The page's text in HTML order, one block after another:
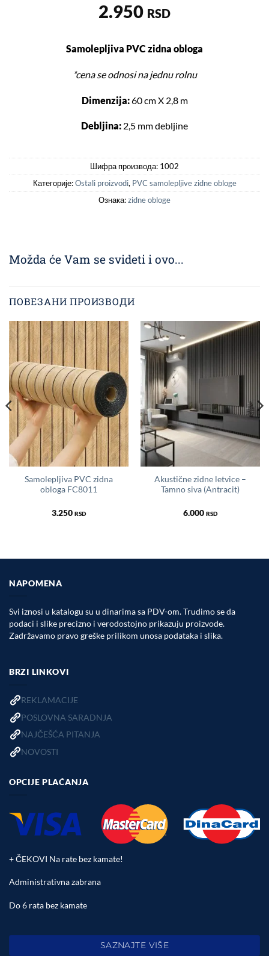
2.950 RSD
Samolepljiva PVC zidna obloga
*cena se odnosi na jednu rolnu
Dimenzija:60 cm X 2,8 m
Debljina: 2,5 mm debljine
Шифра производа: 1002
Категорије:Ostali proizvodi, PVC samolepljive zidne obloge
Ознака:zidne obloge
Možda će Vam se svideti i ovo...
ПОВЕЗАНИ ПРОИЗВОДИ
Samolepljiva PVC zidna
obloga FC8011
3.250 RSD
Akustične zidne letvice –
Tamno siva (Antracit)
6.000 RSD
NAPOMENA
Svi iznosi u katalogu su u dinarima sa PDV-om. Trudimo se da
podaci i slike precizno i verodostojno prikazuju proizvode.
Zadržavamo pravo greške prilikom unosa podataka i slika.
BRZI LINKOVI
REKLAMACIJE
POSLOVNA SARADNJA
NAJČEŠĆA PITANJA
NOVOSTI
OPCIJE PLAĆANJA
+ ČEKOVI Na rate bez kamate!
Administrativna zabrana
Do 6 rata bez kamate
SAZNAJTE VIŠE